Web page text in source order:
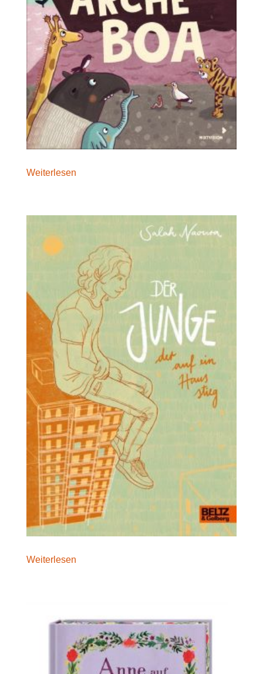
Weiterlesen
Weiterlesen